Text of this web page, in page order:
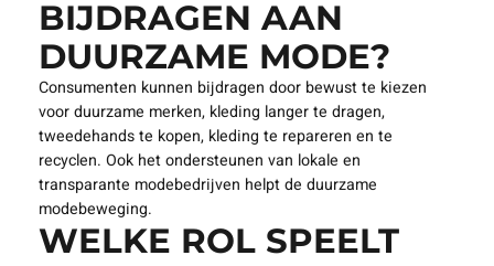
BIJDRAGEN AAN
DUURZAME MODE?
Consumenten kunnen bijdragen door bewust te kiezen
voor duurzame merken, kleding langer te dragen,
tweedehands te kopen, kleding te repareren en te
recyclen. Ook het ondersteunen van lokale en
transparante modebedrijven helpt de duurzame
modebeweging.
WELKE ROL SPEELT